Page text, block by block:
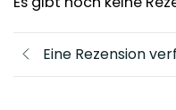
Eine Rezension